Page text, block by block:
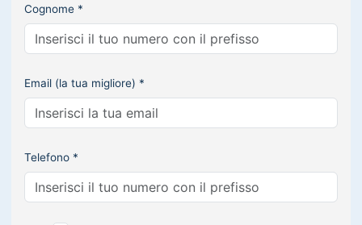
Cognome *
Email (la tua migliore) *
Telefono *